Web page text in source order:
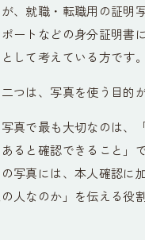
、就職・転職用の証明
ートなどの身分証明書
して考えている方です。
つは、写真を使う目的
真で最も大切なのは、
ると確認できること」
写真には、本人確認に
人なのか」を伝える役